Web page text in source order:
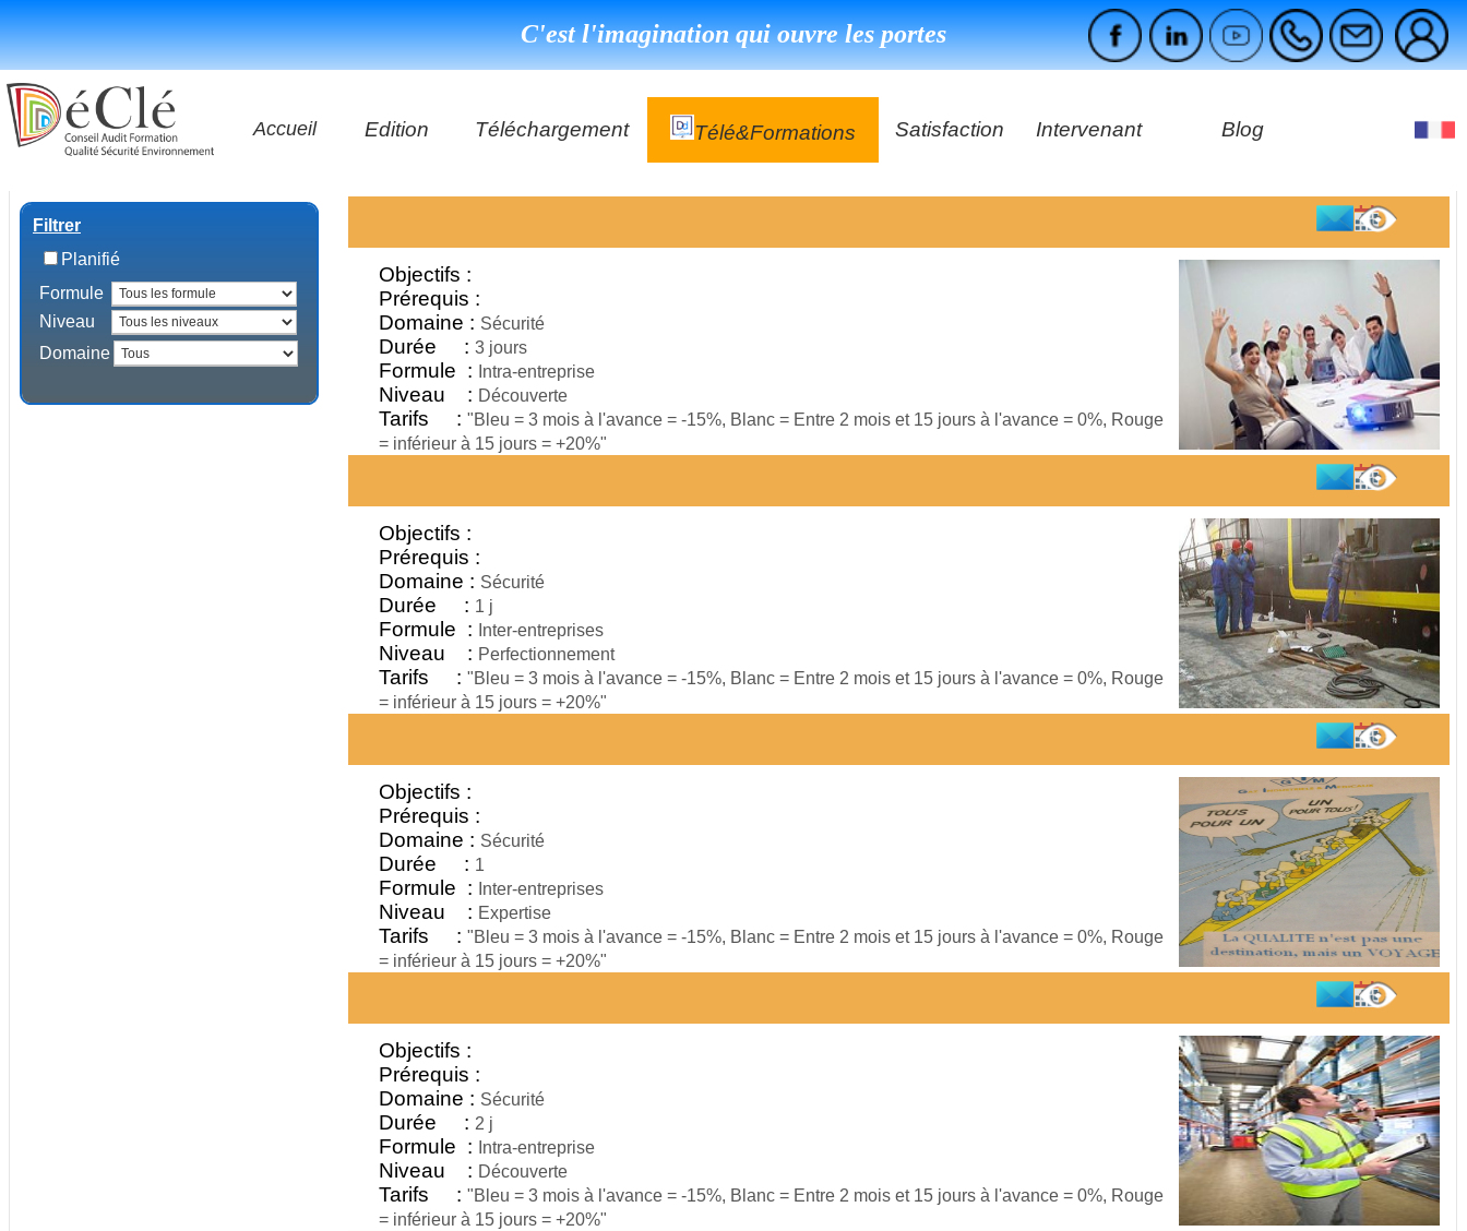
C'est l'imagination qui ouvre les portes
Accueil Edition
DéClé Excellence Opérationnel Formation
DHP
Les livres
Téléchargement Télé&formations Satisfaction Intervenant Blog
Objectifs :
Prérequis :
Domaine : Sécurité
Durée : 3 jours
Formule : Intra-entreprise
Niveau : Découverte
Tarifs : "Bleu = 3 mois à l'avance = -15%, Blanc = Entre 2 mois et 15 jours à l'avance = 0%, Rouge
= inférieur à 15 jours = +20%"
Objectifs :
Prérequis :
Domaine : Sécurité
Durée : 1 j
Formule : Inter-entreprises
Niveau : Perfectionnement
Tarifs : "Bleu = 3 mois à l'avance = -15%, Blanc = Entre 2 mois et 15 jours à l'avance = 0%, Rouge
= inférieur à 15 jours = +20%"
Objectifs :
Prérequis :
Domaine : Sécurité
Durée : 1
Formule : Inter-entreprises
Niveau : Expertise
Tarifs : "Bleu = 3 mois à l'avance = -15%, Blanc = Entre 2 mois et 15 jours à l'avance = 0%, Rouge
= inférieur à 15 jours = +20%"
Objectifs :
Prérequis :
Domaine : Sécurité
Durée : 2 j
Formule : Intra-entreprise
Niveau : Découverte
Tarifs : "Bleu = 3 mois à l'avance = -15%, Blanc = Entre 2 mois et 15 jours à l'avance = 0%, Rouge
= inférieur à 15 jours = +20%"
Filtrer
Planifié
Formule
Niveau
Domaine